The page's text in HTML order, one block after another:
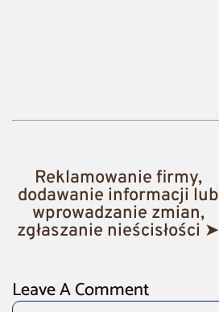
Reklamowanie firmy,
dodawanie informacji lub
wprowadzanie zmian,
zgłaszanie nieścisłości ➤
Leave A Comment